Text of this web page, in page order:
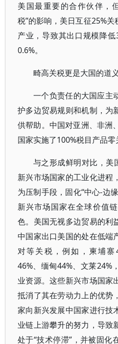
美国最重要的合作伙伴，
税”的影响，美日互征25%
产业，导致其出口规模降
0.6%。
畸高关税更是大国的道
一个负责任的大国应主
护多边贸易规则和机制，为
供帮助。中国对亚洲、非洲
国家实施了100%税目产品零
与之形成鲜明对比，美
新兴市场国家的工业化进程
为压制手段，固化“中心-边
新兴市场国家在全球价值
色。美国无视多边贸易的利
中国家出口美国的处在低端
对等关税，例如，柬埔寨
46%、缅甸44%、文莱24%
业资源。这些新兴市场国家
抵消了其在劳动力上的优势
家向新兴发展中国家进行技
业链上游攀升的努力，导致
处于“技术停滞”，并被固化